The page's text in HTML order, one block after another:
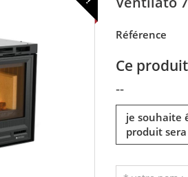
Référence
Ce
--
je souhaite
produit